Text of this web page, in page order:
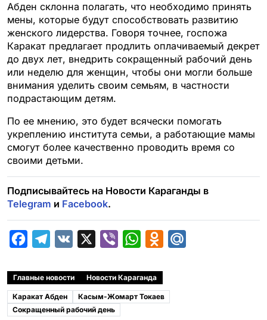
Абден склонна полагать, что необходимо принять
мены, которые будут способствовать развитию
женского лидерства. Говоря точнее, госпожа
Каракат предлагает продлить оплачиваемый декрет
до двух лет, внедрить сокращенный рабочий день
или неделю для женщин, чтобы они могли больше
внимания уделить своим семьям, в частности
подрастающим детям.
По ее мнению, это будет всячески помогать
укреплению института семьи, а работающие мамы
смогут более качественно проводить время со
своими детьми.
Подписывайтесь на Новости Караганды в
Telegram и Facebook.
c
e
b
l
e
g
b
e
W
a
t
o
Главные новости Новости Караганда
Каракат Абден
Касым-Жомарт Токаев
Сокращенный рабочий день